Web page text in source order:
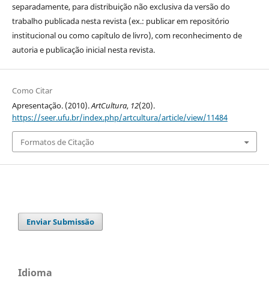
separadamente, para distribuição não exclusiva da versão do
trabalho publicada nesta revista (ex.: publicar em repositório
institucional ou como capítulo de livro), com reconhecimento de
autoria e publicação inicial nesta revista.
Como Citar
Apresentação. (2010).ArtCultura, 12(20).
https://seer.ufu.br/index.php/artcultura/article/view/11484
Formatos de Citação
Enviar Submissão
Idioma